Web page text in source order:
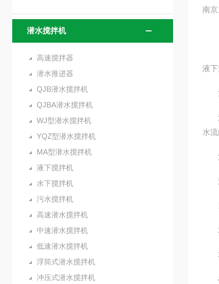
潜水搅拌机
高速搅拌器
潜水推进器
QJB潜水搅拌机
QJBA潜水搅拌机
WJ型潜水搅拌机
YQZ型潜水搅拌机
MA型潜水搅拌机
液下搅拌机
水下搅拌机
污水搅拌机
高速潜水搅拌机
中速潜水搅拌机
低速潜水搅拌机
浮筒式潜水搅拌机
冲压式潜水搅拌机
南
液
混
液
水
液
液
1.
2.
3.
4.